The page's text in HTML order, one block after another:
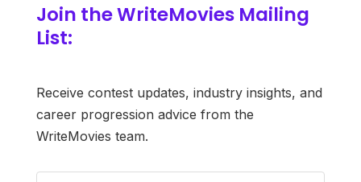
Join the WriteMovies Mailing
List:
Receive contest updates, industry insights, and
career progression advice from the
WriteMovies team.